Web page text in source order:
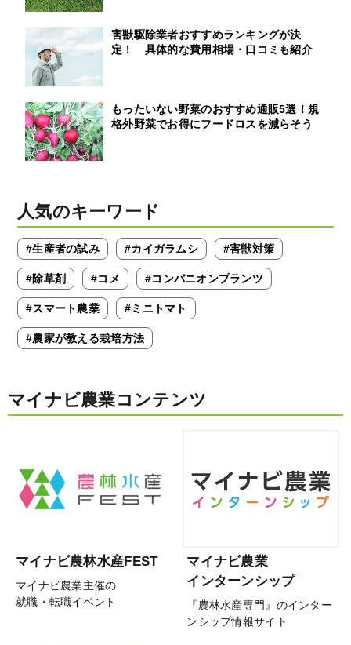
害獣駆除業者おすすめランキングが決
定！ 具体的な費用相場・口コミも紹介
もったいない野菜のおすすめ通販5選！規
格外野菜でお得にフードロスを減らそう
人気のキーワード
#生産者の試み #カイガラムシ #害獣対策
#除草剤 #コメ #コンパニオンプランツ
#スマート農業 #ミニトマト
#農家が教える栽培方法
マイナビ農業コンテンツ
マイナビ農林水産FEST
マイナビ農業主催の
就職・転職イベント
マイナビ農業
インターンシップ
『農林水産専門』のインター
ンシップ情報サイト